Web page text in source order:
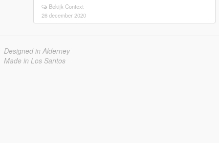
Bekijk Context
26 december 2020
Designed in Alderney
Made in Los Santos